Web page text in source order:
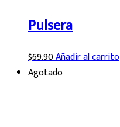
Pulsera
$69.90Añadir al carrito
Agotado